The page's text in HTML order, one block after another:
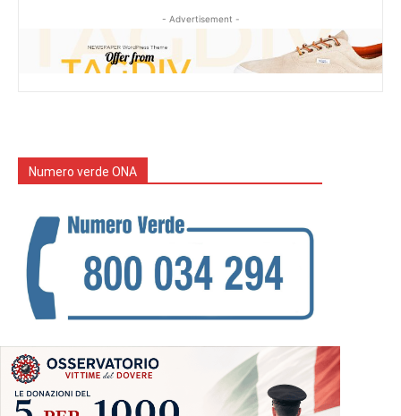
- Advertisement -
Numero verde ONA